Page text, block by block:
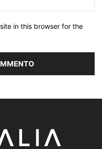
in this browser for the